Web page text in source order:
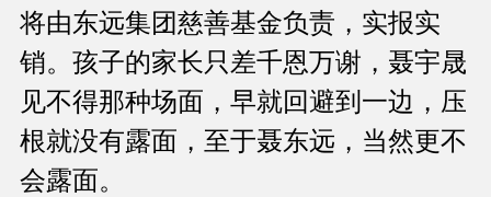
将由东远集团慈善基金负责，实报实
销。孩子的家长只差千恩万谢，聂宇晟
见不得那种场面，早就回避到一边，压
根就没有露面，至于聂东远，当然更不
会露面。